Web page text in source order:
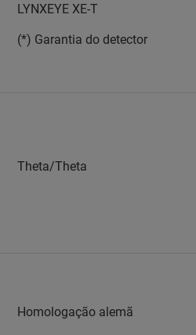
LYNXEYE XE-T
(*) Garantia do detector
Theta/Theta
Homologação alemã